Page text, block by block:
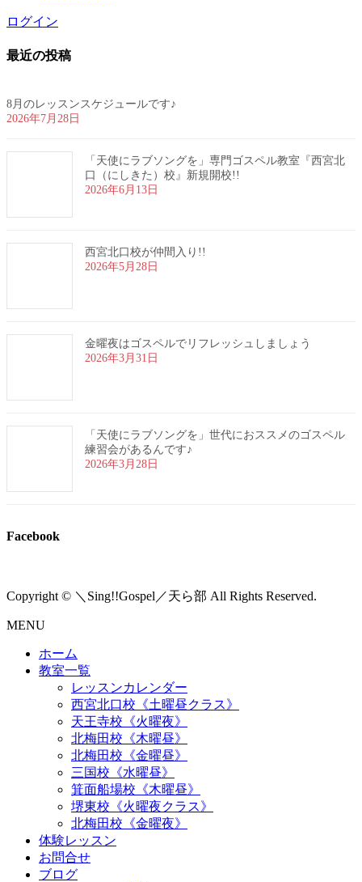
ログイン
最近の投稿
8月のレッスンスケジュールです♪
2026年7月28日
「天使にラブソングを」専門ゴスペル教室『西宮北
口（にしきた）校』新規開校!!
2026年6月13日
西宮北口校が仲間入り!!
2026年5月28日
金曜夜はゴスペルでリフレッシュしましょう
2026年3月31日
「天使にラブソングを」世代におススメのゴスペル
練習会があるんです♪
2026年3月28日
Facebook
Copyright © ＼Sing!!Gospel／天ら部 All Rights Reserved.
MENU
ホーム
教室一覧
レッスンカレンダー
西宮北口校《土曜昼クラス》
天王寺校《火曜夜》
北梅田校《木曜昼》
北梅田校《金曜昼》
三国校《水曜昼》
箕面船場校《木曜昼》
堺東校《火曜夜クラス》
北梅田校《金曜夜》
体験レッスン
お問合せ
ブログ